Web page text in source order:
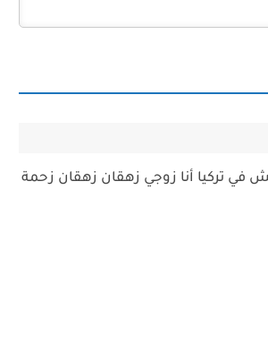
في تركيا أنا زوجي زهقان زهقان زحمة